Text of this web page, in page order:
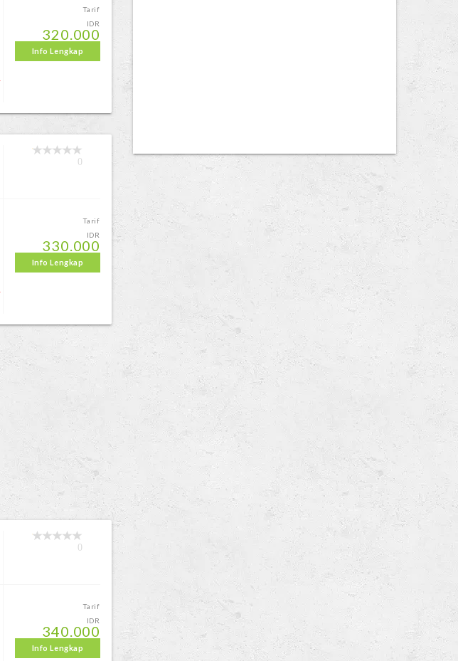
Tarif
IDR
320.000
Info Lengkap
0
Tarif
IDR
330.000
Info Lengkap
0
Tarif
IDR
340.000
Info Lengkap